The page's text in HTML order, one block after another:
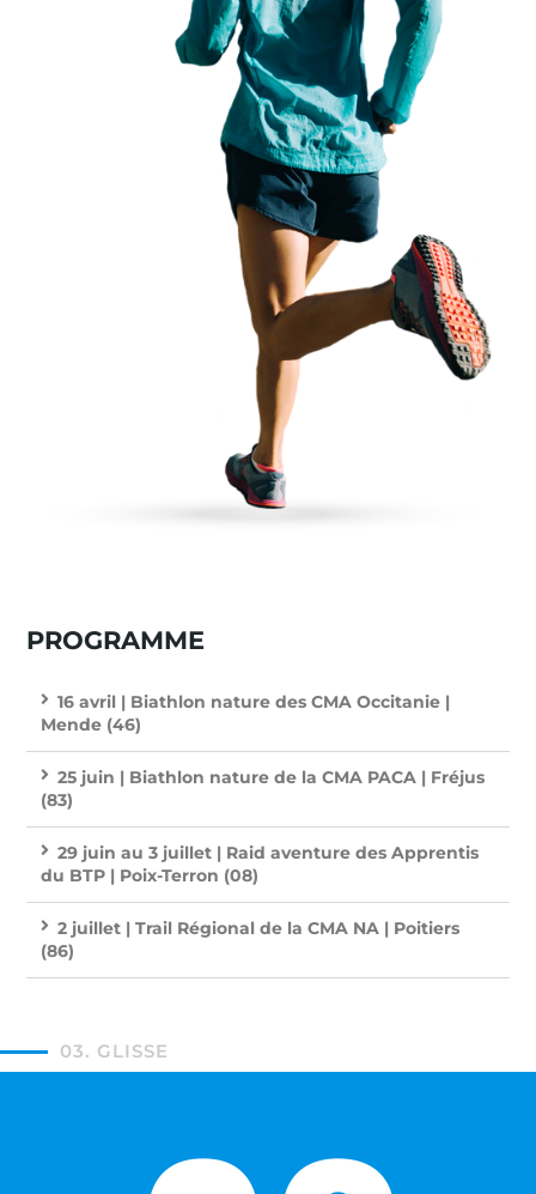
PROGRAMME
16 avril | Biathlon nature des CMA Occitanie |
Mende (46)
25 juin | Biathlon nature de la CMA PACA | Fréjus
(83)
29 juin au 3 juillet | Raid aventure des Apprentis
du BTP | Poix-Terron (08)
2 juillet | Trail Régional de la CMA NA | Poitiers
(86)
03. GLISSE